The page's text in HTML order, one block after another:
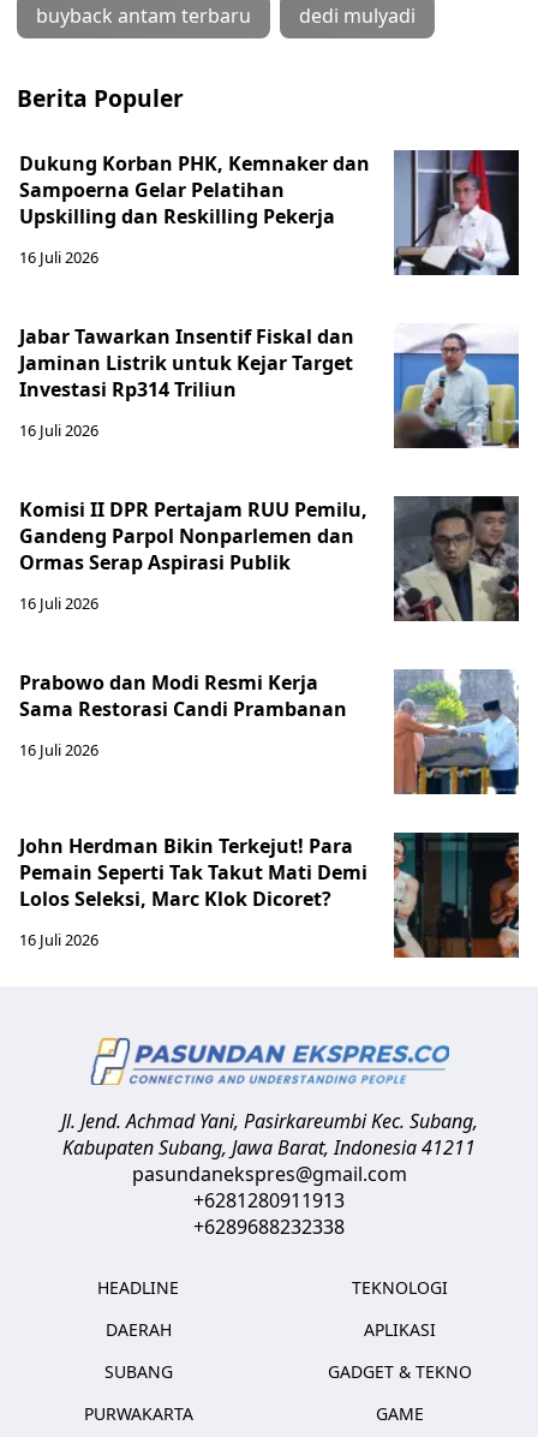
buyback antam terbaru dedi mulyadi
Berita Populer
Dukung Korban PHK, Kemnaker dan
Sampoerna Gelar Pelatihan
Upskilling dan Reskilling Pekerja
16 Juli 2026
Jabar Tawarkan Insentif Fiskal dan
Jaminan Listrik untuk Kejar Target
Investasi Rp314 Triliun
16 Juli 2026
Komisi II DPR Pertajam RUU Pemilu,
Gandeng Parpol Nonparlemen dan
Ormas Serap Aspirasi Publik
16 Juli 2026
Prabowo dan Modi Resmi Kerja
Sama Restorasi Candi Prambanan
16 Juli 2026
John Herdman Bikin Terkejut! Para
Pemain Seperti Tak Takut Mati Demi
Lolos Seleksi, Marc Klok Dicoret?
16 Juli 2026
Jl. Jend. Achmad Yani, Pasirkareumbi Kec. Subang,
Kabupaten Subang, Jawa Barat,Indonesia41211
pasundanekspres@gmail.com
+6281280911913
+6289688232338
HEADLINE
DAERAH
SUBANG
PURWAKARTA
TEKNOLOGI
APLIKASI
GADGET & TEKNO
GAME